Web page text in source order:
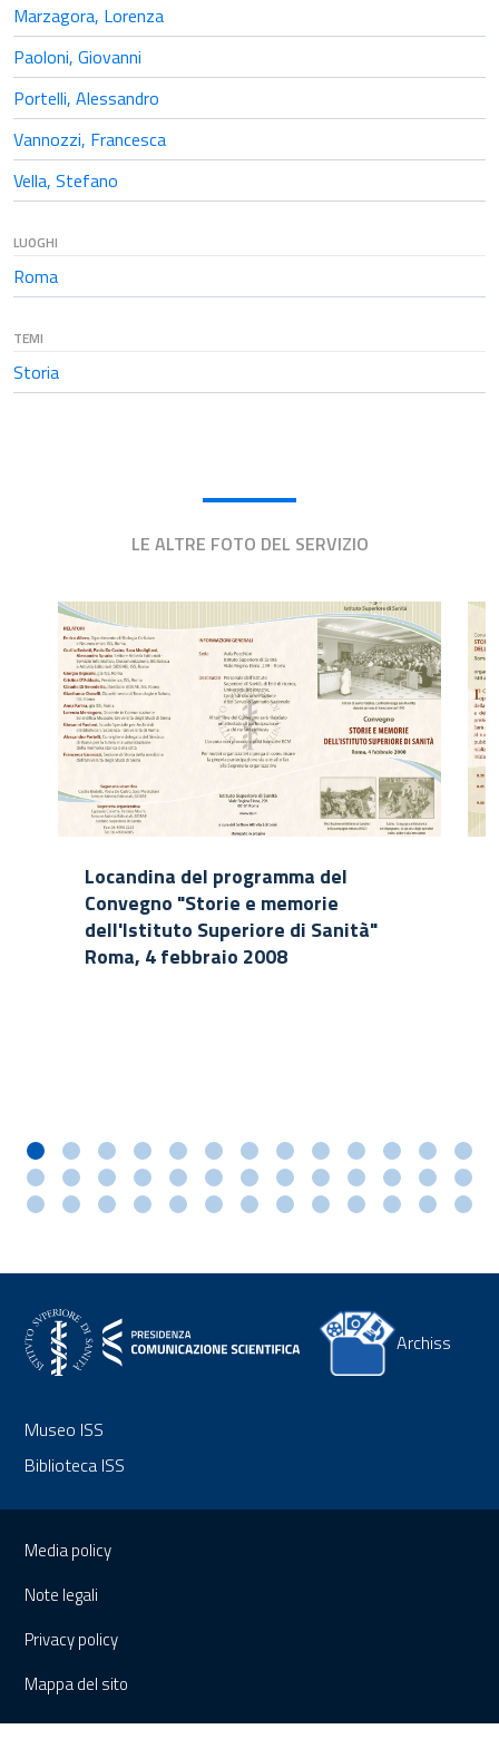
Marzagora, Lorenza
Paoloni, Giovanni
Portelli, Alessandro
Vannozzi, Francesca
Vella, Stefano
LUOGHI
Roma
TEMI
Storia
LE ALTRE FOTO DEL SERVIZIO
Locandina del programma del
Convegno "Storie e memorie
dell'Istituto Superiore di Sanità"
Roma, 4 febbraio 2008
Archiss
Museo ISS
Biblioteca ISS
Media policy
Note legali
Privacy policy
Mappa del sito